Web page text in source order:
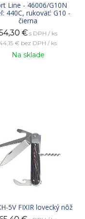
Line - 46006/G10N
440C, rukoväť: G10 -
čierna
€ s DPH / ks
€ bez DPH / ks
Na sklade
5V FIXIR lovecký nôž